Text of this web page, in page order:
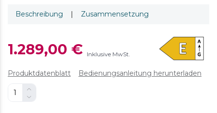
Beschreibung | Zusammensetzung
1.289,00 € Inklusive MwSt.
Produktdatenblatt Bedienungsanleitung herunterladen